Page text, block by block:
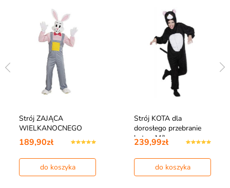
Strój ZAJĄCA
WIELKANOCNEGO
189,90zł
do koszyka
Strój KOTA dla
dorosłego przebranie
kota - M/L
239,99zł
do koszyka